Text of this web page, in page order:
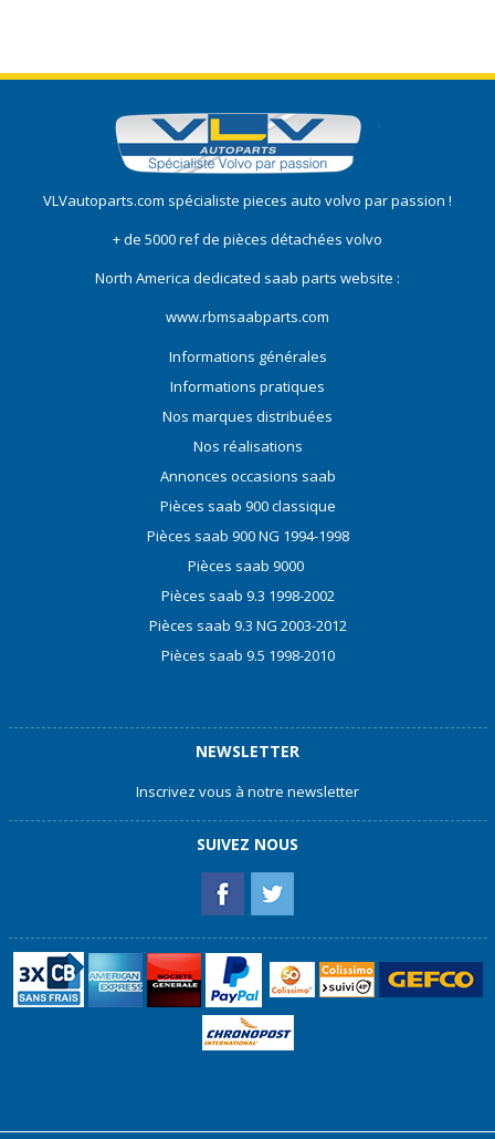
VLVautoparts.com spécialiste pieces auto volvo par passion !
+ de 5000 ref de pièces détachées volvo
North America dedicated saab parts website :
www.rbmsaabparts.com
Informations générales
Informations pratiques
Nos marques distribuées
Nos réalisations
Annonces occasions saab
Pièces saab 900 classique
Pièces saab 900 NG 1994-1998
Pièces saab 9000
Pièces saab 9.3 1998-2002
Pièces saab 9.3 NG 2003-2012
Pièces saab 9.5 1998-2010
NEWSLETTER
Inscrivez vous à notre newsletter
SUIVEZ NOUS